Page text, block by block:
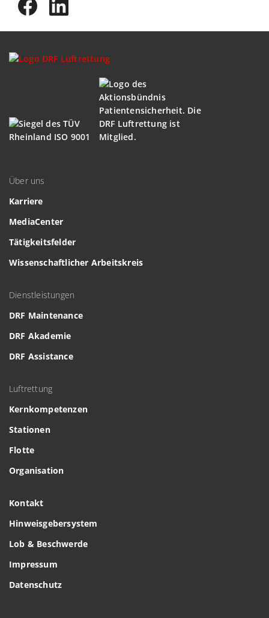
Über uns
Karriere
MediaCenter
Tätigkeitsfelder
Wissenschaftlicher Arbeitskreis
Dienstleistungen
DRF Maintenance
DRF Akademie
DRF Assistance
Luftrettung
Kernkompetenzen
Stationen
Flotte
Organisation
Kontakt
Hinweisgebersystem
Lob & Beschwerde
Impressum
Datenschutz